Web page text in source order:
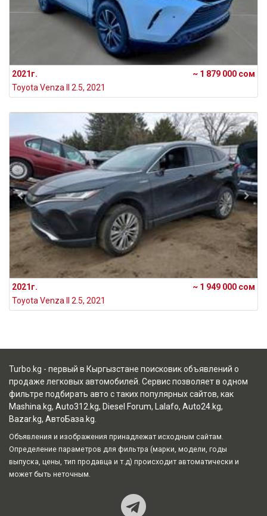
2021г.
~ 1 879 000 сом
Toyota Venza II 2.5, 2021
2021г.
~ 1 949 000 сом
Toyota Venza II 2.5, 2021
Turbo.kg - первый в Кыргызстане поисковик объявлений о
продаже легковых автомобилей. Сервис позволяет в одном
фильтре подбирать авто с таких популярных сайтов, как
Mashina.kg, Auto312.kg, Diesel Forum, Lalafo, Auto24.kg,
Bazar.kg, АвтоБаза.kg
Объявления и изображения принадлежат исходным сайтам.
Определение параметров для фильтра (марки, модели, годы
выпуска, цены, тип продавца и т.д) происходит автоматически и
может быть неточным.
Наш